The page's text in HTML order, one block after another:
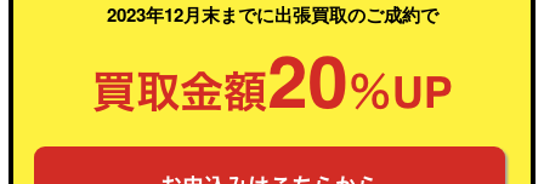
2023年12月末までに出張買取のご成約で